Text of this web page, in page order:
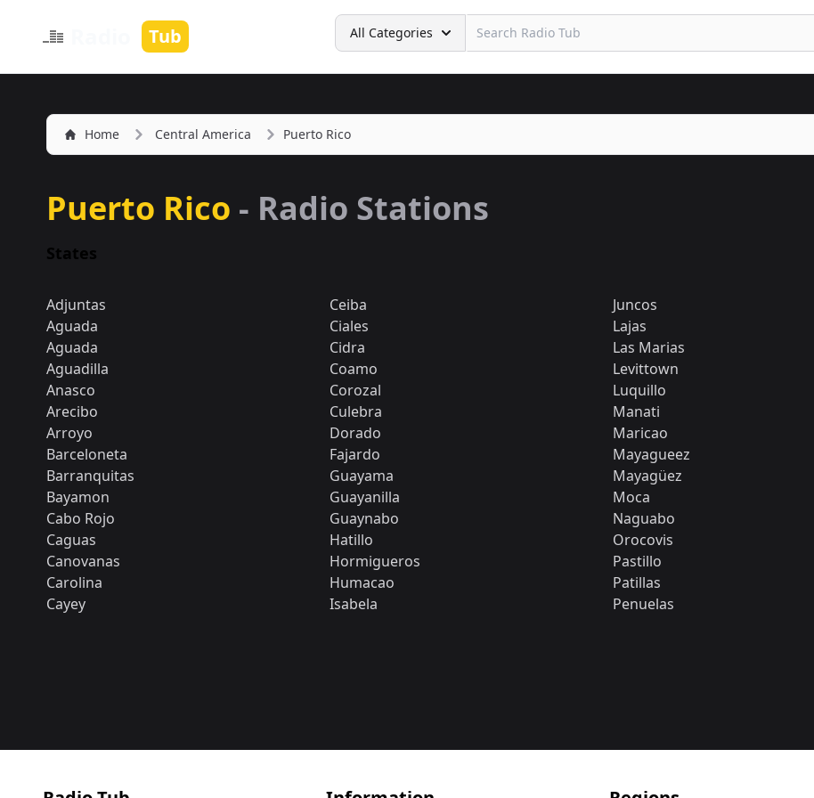
Tub
Search
All Categories
Home Central America Puerto Rico
Puerto Rico - Radio Stations
States
Adjuntas
Aguada
Aguada
Aguadilla
Anasco
Arecibo
Arroyo
Barceloneta
Barranquitas
Bayamon
Cabo Rojo
Caguas
Canovanas
Carolina
Cayey
Ceiba
Ciales
Cidra
Coamo
Corozal
Culebra
Dorado
Fajardo
Guayama
Guayanilla
Guaynabo
Hatillo
Hormigueros
Humacao
Isabela
Juncos
Lajas
Las Marias
Levittown
Luquillo
Manati
Maricao
Mayagueez
Mayagüez
Moca
Naguabo
Orocovis
Pastillo
Patillas
Penuelas